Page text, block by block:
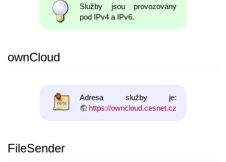
Služby jsou provozovány
pod IPv4 a IPv6.
ownCloud
Adresa služby je:
https://owncloud.cesnet.cz
FileSender